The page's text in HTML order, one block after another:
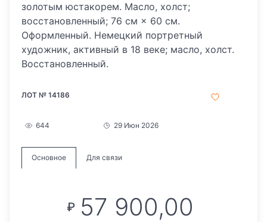
золотым юстакорем. Масло, холст;
восстановленный; 76 см × 60 см.
Оформленный. Немецкий портретный
художник, активный в 18 веке; масло, холст.
Восстановленный.
ЛОТ № 14186
644 29 Июн 2026
Основное Для связи
₽ 57 900,00